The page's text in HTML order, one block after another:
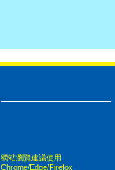
網站瀏覽建議使用
Chrome/Edge/Firefox